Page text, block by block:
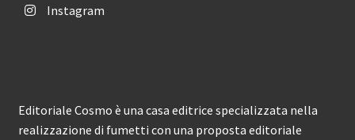
Instagram
Editoriale Cosmo è una casa editrice specializzata nella
realizzazione di fumetti con una proposta editoriale